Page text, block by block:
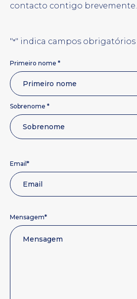
contacto contigo brevemente.
"*" indica campos obrigatórios
Nome
Primeiro nome *
Sobrenome *
Email *
Mensagem*